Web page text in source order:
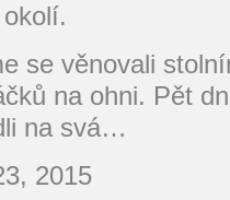
se věnovali
na ohni. Pět
na svá…
2015